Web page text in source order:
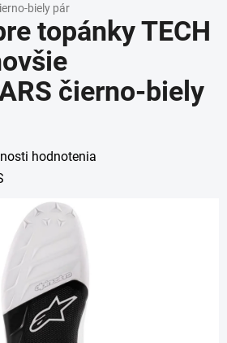
biely pár
topánky TECH
čierno-biely
hodnotenia